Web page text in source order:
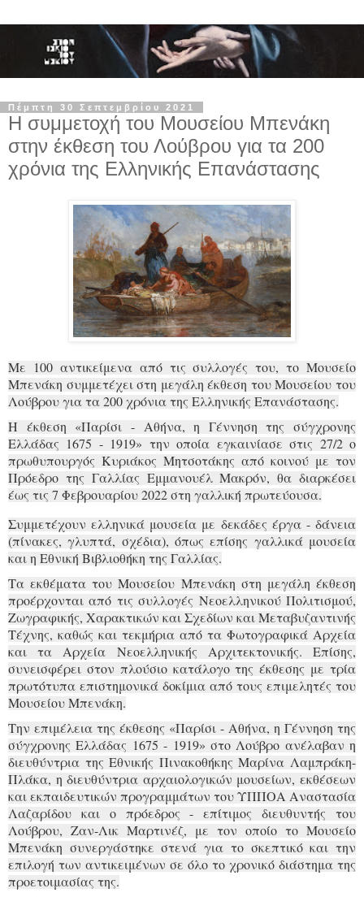
Πέμπτη 30 Σεπτεμβρίου 2021
Η συμμετοχή του Μουσείου Μπενάκη
στην έκθεση του Λούβρου για τα 200
χρόνια της Ελληνικής Επανάστασης
Με 100 αντικείμενα από τις συλλογές του, το Μουσείο
Μπενάκη συμμετέχει στη μεγάλη έκθεση του Μουσείου του
Λούβρου για τα 200 χρόνια της Ελληνικής Επανάστασης.
Η έκθεση «Παρίσι - Αθήνα, η Γέννηση της σύγχρονης
Ελλάδας 1675 - 1919» την οποία εγκαινίασε στις 27/2 ο
πρωθυπουργός Κυριάκος Μητσοτάκης από κοινού με τον
Πρόεδρο της Γαλλίας Εμμανουέλ Μακρόν, θα διαρκέσει
έως τις 7 Φεβρουαρίου 2022 στη γαλλική πρωτεύουσα.
Συμμετέχουν ελληνικά μουσεία με δεκάδες έργα - δάνεια
(πίνακες, γλυπτά, σχέδια), όπως επίσης γαλλικά μουσεία
και η Εθνική Βιβλιοθήκη της Γαλλίας.
Τα εκθέματα του Μουσείου Μπενάκη στη μεγάλη έκθεση
προέρχονται από τις συλλογές Νεοελληνικού Πολιτισμού,
Ζωγραφικής, Χαρακτικών και Σχεδίων και Μεταβυζαντινής
Τέχνης, καθώς και τεκμήρια από τα Φωτογραφικά Αρχεία
και τα Αρχεία Νεοελληνικής Αρχιτεκτονικής. Επίσης,
συνεισφέρει στον πλούσιο κατάλογο της έκθεσης με τρία
πρωτότυπα επιστημονικά δοκίμια από τους επιμελητές του
Μουσείου Μπενάκη.
Την επιμέλεια της έκθεσης «Παρίσι - Αθήνα, η Γέννηση της
σύγχρονης Ελλάδας 1675 - 1919» στο Λούβρο ανέλαβαν η
διευθύντρια της Εθνικής Πινακοθήκης Μαρίνα Λαμπράκη-
Πλάκα, η διευθύντρια αρχαιολογικών μουσείων, εκθέσεων
και εκπαιδευτικών προγραμμάτων του ΥΠΠΟΑ Αναστασία
Λαζαρίδου και ο πρόεδρος - επίτιμος διευθυντής του
Λούβρου, Ζαν-Λικ Μαρτινέζ, με τον οποίο το Μουσείο
Μπενάκη συνεργάστηκε στενά για το σκεπτικό και την
επιλογή των αντικειμένων σε όλο το χρονικό διάστημα της
προετοιμασίας της.